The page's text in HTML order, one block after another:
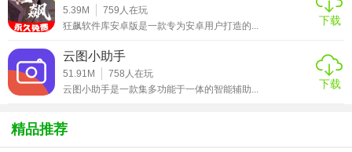
Bing等。
3. 历史记录：保存用户的搜索历史，方便用户回顾和再次搜
索。
4. 更新提醒：对于已关注或收藏的资源，软件会及时推送更
5.39M 759 人在玩
狂飙软件库安卓版是一款专为安卓用户打造的...
下载
云图小助手
51.91M 758 人在玩
云图小助手是一款集多功能于一体的智能辅助...
下载
精品推荐